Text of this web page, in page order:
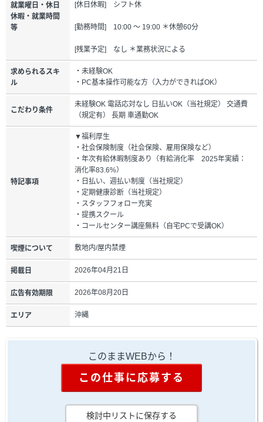
就業曜日・休日
休暇・就業時間
等
[休日休暇] シフト休
[勤務時間] 10:00 ～ 19:00 ＊休憩60分
[残業予定] なし ＊業務状況による
求められるスキ
ル
・未経験OK
・PC基本操作可能な方（入力ができればOK）
こだわり条件
未経験OK 電話応対なし 日払いOK（当社規定） 交通費
（規定有） 長期 車通勤OK
特記事項
▼福利厚生
・社会保険制度（社会保険、雇用保険など）
・年次有給休暇制度あり（有給消化率 2025年実績：
消化率83.6%）
・日払い、週払い制度（当社規定）
・定期健康診断（当社規定）
・スタッフフォロー充実
・提携スクール
・コールセンター講座無料（自宅PCで受講OK）
喫煙について 敷地内/屋内禁煙
掲載日 2026年04月21日
広告有効期限 2026年08月20日
エリア 沖縄
このままWEBから！
この仕事に応募する
検討中リストに保存する